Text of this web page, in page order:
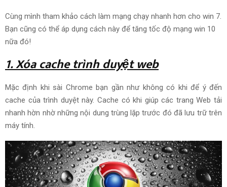
Cùng mình tham khảo cách làm mạng chạy nhanh hơn cho win 7.
Bạn cũng có thể áp dụng cách này để tăng tốc độ mạng win 10
nữa đó!
1. Xóa cachetrình duyệt web
Mặc định khi sài Chrome bạn gần như không có khi để ý đến
cache củatrình duyệtnày. Cache có khi giúp các trang Web tải
nhanh hờn nhờ những nội dung trùng lặptrước đó đã lưu trữtrên
máy tính.